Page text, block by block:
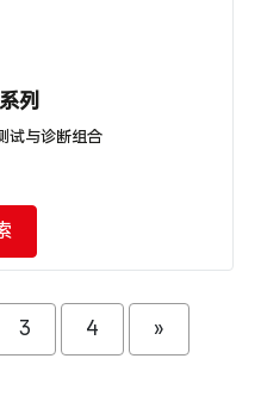
列
试与诊断组合
3 4 »